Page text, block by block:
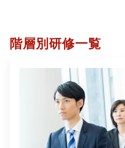
階層別研修一覧